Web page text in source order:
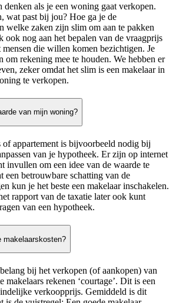
denken als je een woning gaat verkopen.
wat past bij jou? Hoe ga je de
welke zaken zijn slim om aan te pakken
ook nog aan het bepalen van de vraagprijs
mensen die willen komen bezichtigen. Je
om rekening mee te houden. We hebben er
zeker omdat het slim is een makelaar in
te verkopen.
van mijn woning?
of appartement is bijvoorbeeld nodig bij
van je hypotheek. Er zijn op internet
invullen om een idee van de waarde te
een betrouwbare schatting van de
kun je het beste een makelaar inschakelen.
rapport van de taxatie later ook kunt
van een hypotheek.
makelaarskosten?
bij het verkopen (of aankopen) van
makelaars rekenen ‘courtage’. Dit is een
verkoopprijs. Gemiddeld is dit